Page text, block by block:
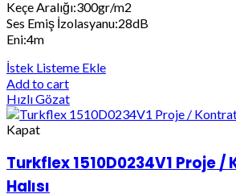
Keçe Aralığı:300gr/m2
Ses Emiş İzolasyanu:28dB
Eni:4m
İstek Listeme Ekle
Add to cart
Hızlı Gözat
Kapat
Turkflex 1510D0234V1 Proje
Halısı